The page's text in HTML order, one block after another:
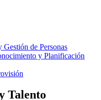
de Personas
y Planificación
Talento